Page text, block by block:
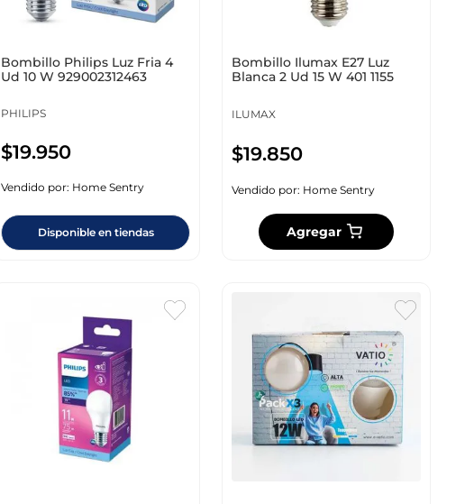
Bombillo Philips Luz Fria 4
Ud 10 W 929002312463
PHILIPS
$19.950
Vendido por: Home Sentry
Disponible en tiendas
Bombillo Ilumax E27 Luz
Blanca 2 Ud 15 W 401 1155
ILUMAX
$19.850
Vendido por: Home Sentry
Agregar